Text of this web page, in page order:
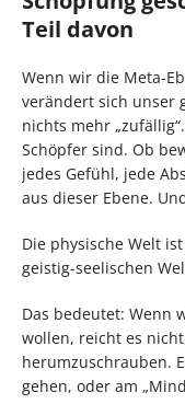
Teil davon
Wenn wir die Meta-
verändert sich unser
nichts mehr
Schöpfer sind. Ob
jedes Gefühl, jede
aus dieser Ebene.
Die physische Welt
geistig-seelischen
Das bedeutet: Wenn
wollen, reicht es
herumzuschrauben.
gehen, oder am